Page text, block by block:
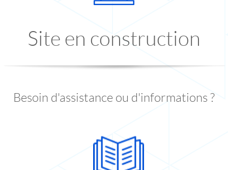
Site en construction
Besoin d'assistance ou d'informations ?